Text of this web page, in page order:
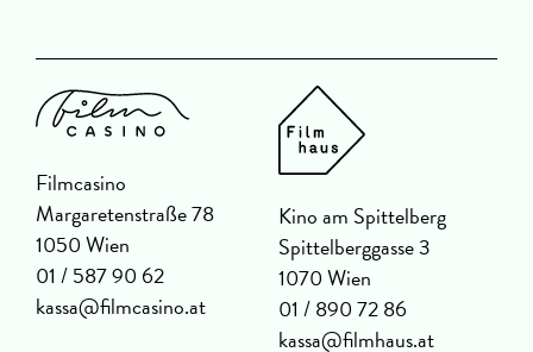
Filmcasino
Margaretenstraße 78
1050 Wien
01 / 587 90 62
kassa@filmcasino.at
Kino am Spittelberg
Spittelberggasse 3
1070 Wien
01 / 890 72 86
kassa@filmhaus.at